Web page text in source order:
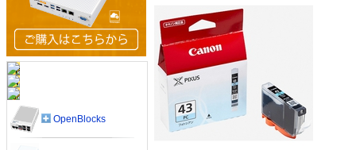
OpenBlocks